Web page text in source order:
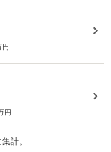
円
円
計。